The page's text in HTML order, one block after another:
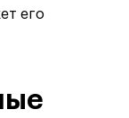
его